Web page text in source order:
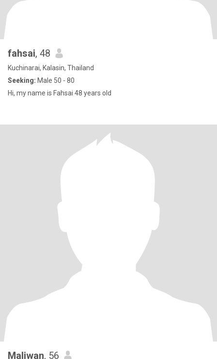
fahsai, 48
Kuchinarai, Kalasin, Thailand
Seeking: Male 50 - 80
Hi, my name is Fahsai 48 years old
Maliwan, 56